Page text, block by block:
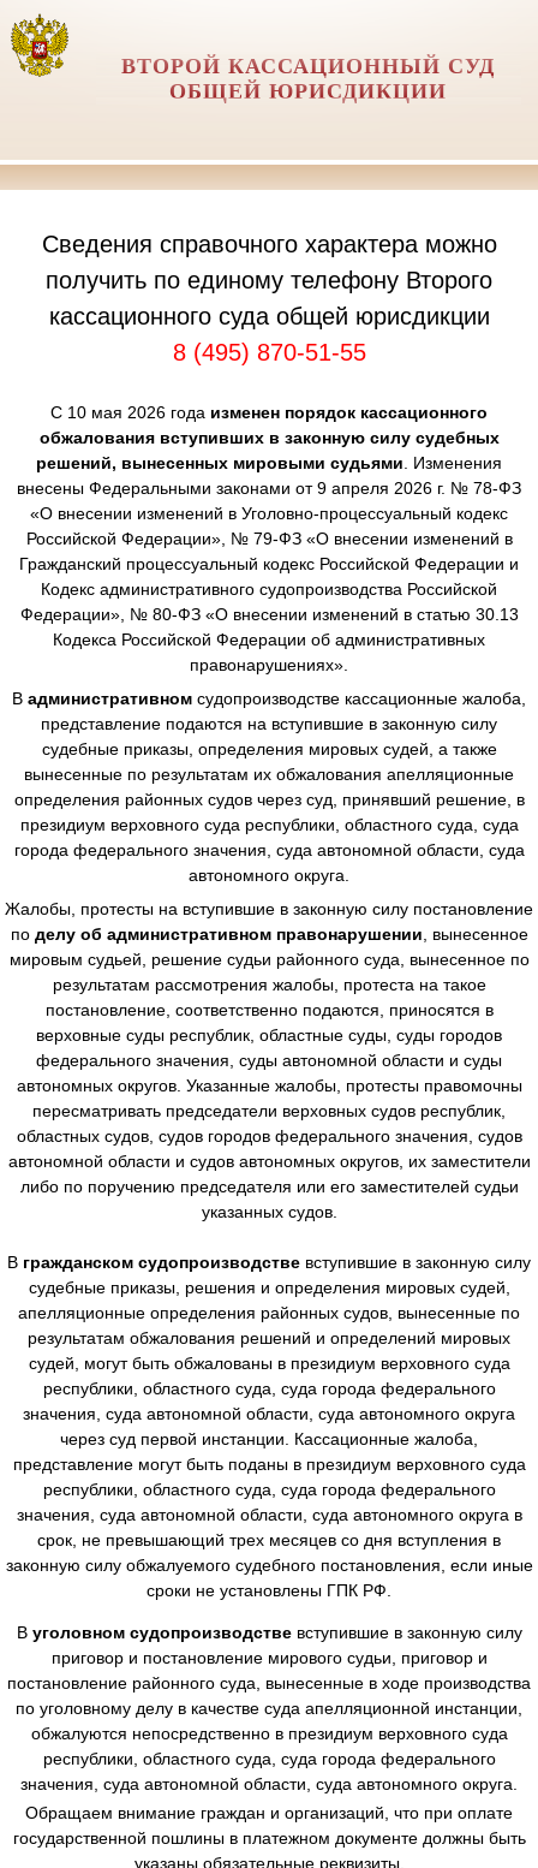
ВТОРОЙ КАССАЦИОННЫЙ СУД
ОБЩЕЙ ЮРИСДИКЦИИ
Сведения справочного характера можно
получить по единому телефону Второго
кассационного суда общей юрисдикции
8 (495) 870-51-55
С 10 мая 2026 года изменен порядок кассационного
обжалования вступивших в законную силу судебных
решений, вынесенных мировыми судьями . Изменения
внесены Федеральными законами от 9 апреля 2026 г. № 78-ФЗ
«О внесении изменений в Уголовно-процессуальный кодекс
Российской Федерации», № 79-ФЗ «О внесении изменений в
Гражданский процессуальный кодекс Российской Федерации и
Кодекс административного судопроизводства Российской
Федерации», № 80-ФЗ «О внесении изменений в статью 30.13
Кодекса Российской Федерации об административных
правонарушениях».
В административном судопроизводстве кассационные жалоба,
представление подаются на вступившие в законную силу
судебные приказы, определения мировых судей, а также
вынесенные по результатам их обжалования апелляционные
определения районных судов через суд, принявший решение, в
президиум верховного суда республики, областного суда, суда
города федерального значения, суда автономной области, суда
автономного округа.
Жалобы, протесты на вступившие в законную силу постановление
по делу об административном правонарушении , вынесенное
мировым судьей, решение судьи районного суда, вынесенное по
результатам рассмотрения жалобы, протеста на такое
постановление, соответственно подаются, приносятся в
верховные суды республик, областные суды, суды городов
федерального значения, суды автономной области и суды
автономных округов. Указанные жалобы, протесты правомочны
пересматривать председатели верховных судов республик,
областных судов, судов городов федерального значения, судов
автономной области и судов автономных округов, их заместители
либо по поручению председателя или его заместителей судьи
указанных судов.
В гражданском судопроизводстве вступившие в законную силу
судебные приказы, решения и определения мировых судей,
апелляционные определения районных судов, вынесенные по
результатам обжалования решений и определений мировых
судей, могут быть обжалованы в президиум верховного суда
республики, областного суда, суда города федерального
значения, суда автономной области, суда автономного округа
через суд первой инстанции. Кассационные жалоба,
представление могут быть поданы в президиум верховного суда
республики, областного суда, суда города федерального
значения, суда автономной области, суда автономного округа в
срок, не превышающий трех месяцев со дня вступления в
законную силу обжалуемого судебного постановления, если иные
сроки не установлены ГПК РФ.
В уголовном судопроизводствевступившие в законную силу
приговор и постановление мирового судьи, приговор и
постановление районного суда, вынесенные в ходе производства
по уголовному делу в качестве суда апелляционной инстанции,
обжалуются непосредственно в президиум верховного суда
республики, областного суда, суда города федерального
значения, суда автономной области, суда автономного округа.
Обращаем внимание граждан и организаций, что при оплате
государственной пошлины в платежном документе должны быть
указаны обязательные реквизиты,